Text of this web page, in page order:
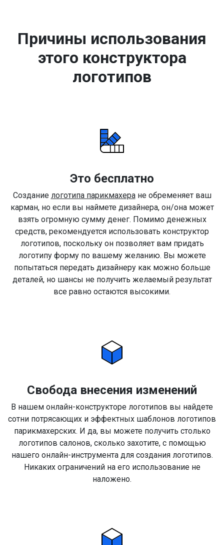
Причины использования
этого конструктора
логотипов
Это бесплатно
Создание логотипа парикмахеране обременяет ваш
карман, но если вы наймете дизайнера, он/она может
взять огромную сумму денег. Помимо денежных
средств, рекомендуется использовать конструктор
логотипов, поскольку он позволяет вам придать
логотипу форму по вашему желанию. Вы можете
попытаться передать дизайнеру как можно больше
деталей, но шансы не получить желаемый результат
все равно остаются высокими.
Свобода внесения изменений
В нашем онлайн-конструкторе логотипов вы найдете
сотни потрясающих и эффектных шаблонов логотипов
парикмахерских. И да, вы можете получить столько
логотипов салонов, сколько захотите, с помощью
нашего онлайн-инструмента для создания логотипов.
Никаких ограничений на его использование не
наложено.